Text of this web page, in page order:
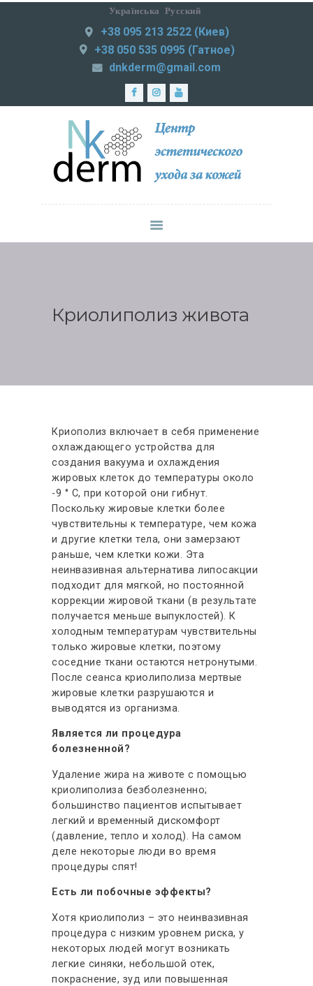
Українська Русский
+38 095 213 2522 (Киев)
+38 050 535 0995 (Гатное)
dnkderm@gmail.com
Криолиполиз живота
NKDERM
Центр эстетического ухода за кожей
ЛАЗЕРНАЯ
ЭПИЛЯЦИЯ
МЕДИЦИНСКАЯ
ПРАКТИКА
ИНЪЕКЦИОННАЯ
СМАС-ЛИФТИНГ
АКЦИИ
Криополиз включает в себя применение
охлаждающего устройства для
создания вакуума и охлаждения
жировых клеток до температуры около
-9 ° C, при которой они гибнут.
Поскольку жировые клетки более
чувствительны к температуре, чем кожа
и другие клетки тела, они замерзают
раньше, чем клетки кожи. Эта
неинвазивная альтернатива липосакции
подходит для мягкой, но постоянной
коррекции жировой ткани (в результате
получается меньше выпуклостей). К
холодным температурам чувствительны
только жировые клетки, поэтому
соседние ткани остаются нетронутыми.
После сеанса криолиполиза мертвые
жировые клетки разрушаются и
выводятся из организма.
Является ли процедура
болезненной?
Удаление жира на животе с помощью
криолиполиза безболезненно;
большинство пациентов испытывает
легкий и временный дискомфорт
(давление, тепло и холод). На самом
деле некоторые люди во время
процедуры спят!
Есть ли побочные эффекты?
Хотя криолиполиз – это неинвазивная
процедура с низким уровнем риска, у
некоторых людей могут возникать
легкие синяки, небольшой отек,
покраснение, зуд или повышенная